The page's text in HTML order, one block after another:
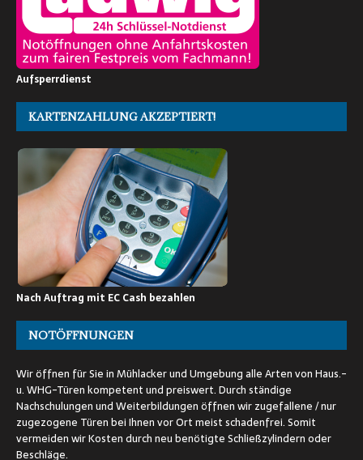
Aufsperrdienst
KARTENZAHLUNG AKZEPTIERT!
Nach Auftrag mit EC Cash bezahlen
NOTÖFFNUNGEN
Wir öffnen für Sie in Mühlacker und Umgebung alle Arten von Haus.-
u. WHG-Türen kompetent und preiswert. Durch ständige
Nachschulungen und Weiterbildungen öffnen wir zugefallene / nur
zugezogene Türen bei Ihnen vor Ort meist schadenfrei. Somit
vermeiden wir Kosten durch neu benötigte Schließzylindern oder
Beschläge.